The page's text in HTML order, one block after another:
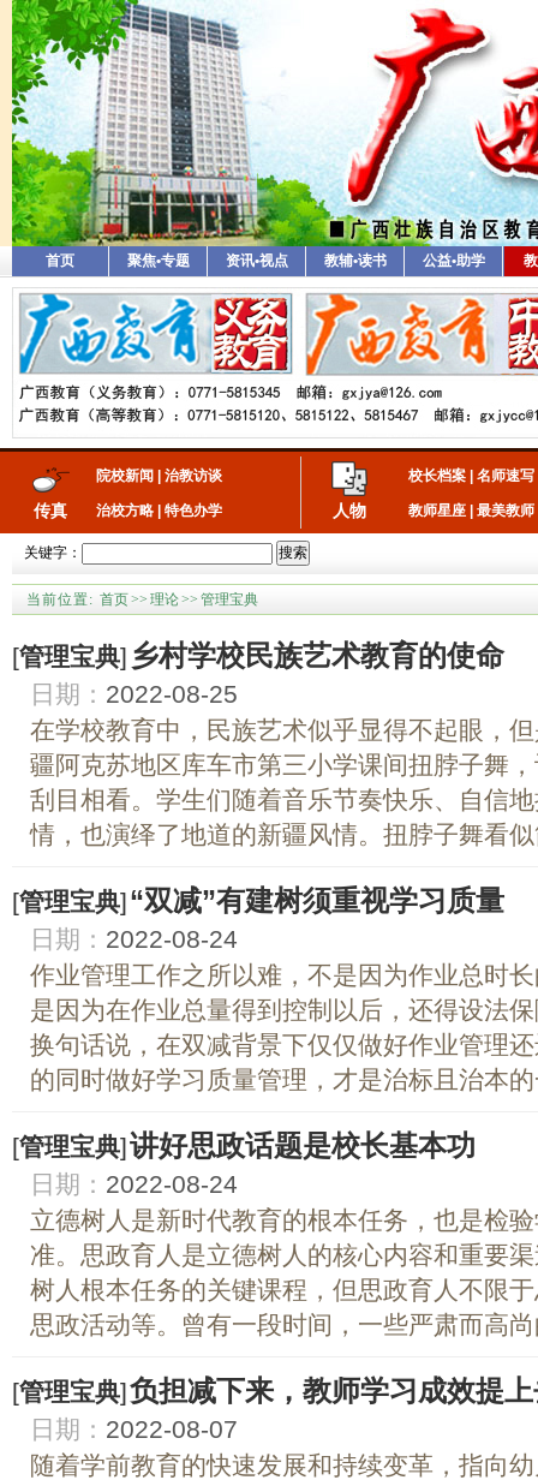
首页 聚焦•专题 资讯•视点 教辅•读书 公益•助学
传真
院校新闻 治教访谈
治校方略 特色办学 人物
校长档案 名师速写
教师星座 最美教师
关键字： 搜索
当前位置: 首页>> 理论>> 管理宝典
[管理宝典] 乡村学校民族艺术教育的使命
日期： 2022-08-25
在学校教育中，民族艺术似乎显得不起眼，
疆阿克苏地区库车市第三小学课间扭脖子舞
刮目相看。学生们随着音乐节奏快乐、自信
情，也演绎了地道的新疆风情。扭脖子舞看
[管理宝典]“双减”有建树须重视学习质量
日期： 2022-08-24
作业管理工作之所以难，不是因为作业总时
是因为在作业总量得到控制以后，还得设法
换句话说，在双减背景下仅仅做好作业管理
的同时做好学习质量管理，才是治标且治本
[管理宝典]讲好思政话题是校长基本功
日期： 2022-08-24
立德树人是新时代教育的根本任务，也是检
准。思政育人是立德树人的核心内容和重要
树人根本任务的关键课程，但思政育人不限
思政活动等。曾有一段时间，一些严肃而高
[管理宝典]负担减下来，教师学习成效提
日期： 2022-08-07
随着学前教育的快速发展和持续变革，指向